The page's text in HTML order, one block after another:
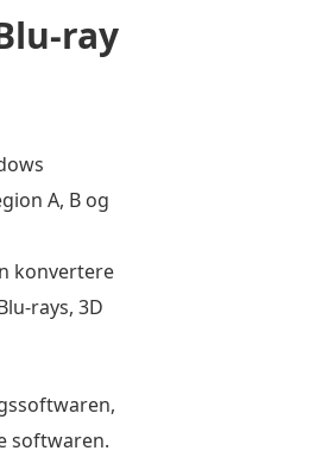
ray
A, B og
konvertere
rays, 3D
softwaren.